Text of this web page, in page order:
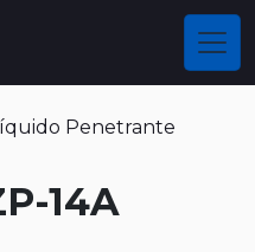
Penetrante
14A